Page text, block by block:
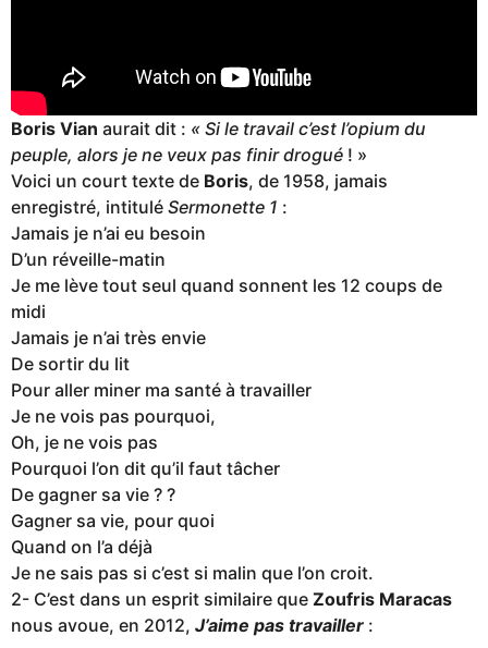
Boris Vian aurait dit : « Si le travail c’est l’opium du
peuple, alors je ne veux pas finir drogué ! »
Voici un court texte de Boris, de 1958, jamais
enregistré, intitulé Sermonette 1 :
Jamais je n’ai eu besoin
D’un réveille-matin
Je me lève tout seul quand sonnent les 12 coups de
midi
Jamais je n’ai très envie
De sortir du lit
Pour aller miner ma santé à travailler
Je ne vois pas pourquoi,
Oh, je ne vois pas
Pourquoi l’on dit qu’il faut tâcher
De gagner sa vie ? ?
Gagner sa vie, pour quoi
Quand on l’a déjà
Je ne sais pas si c’est si malin que l’on croit.
2- C’est dans un esprit similaire que Zoufris Maracas
nous avoue, en 2012, J’aime pas travailler :